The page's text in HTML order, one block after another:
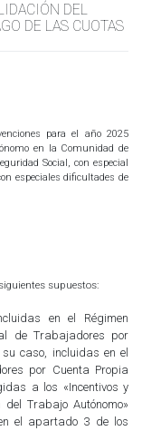
DEL
DE LAS CUOTAS
para el año 2025
en la Comunidad de
Social, con especial
especiales dificultades de
supuestos:
en el Régimen
de Trabajadores por
caso, incluidas en el
por Cuenta Propia
a los «Incentivos y
Trabajo Autónomo»
el apartado 3 de los